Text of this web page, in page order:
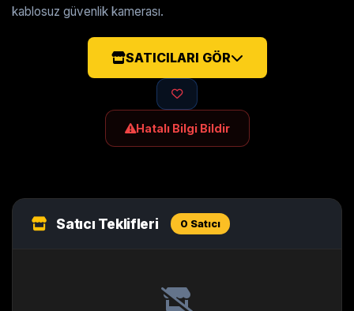
kablosuz güvenlik kamerası.
SATICILARI GÖR
Hatalı Bilgi Bildir
Satıcı Teklifleri 0 Satıcı